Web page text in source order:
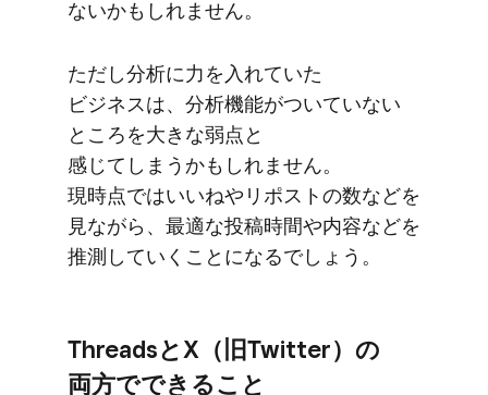
ないかもしれません。
ただし分析に​力を​入れていた​
ビジネスは、​分析機能が​ついていない​
ところを​大きな​弱点と​
感じてしまうかもしれません。​
現時点では​いいねやリポストの​数などを​
見ながら、​最適な​投稿時間や​内容などを​
推測していく​ことに​なるでしょう。
Threadsと​X​（旧Twitter）の​
両方で​できる​こと